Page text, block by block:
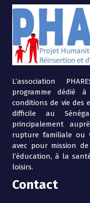
L’association
programme dédié à
conditions de vie des
difficile au
principalement
rupture familiale ou
avec pour mission
l’éducation, à la
loisirs.
Contact